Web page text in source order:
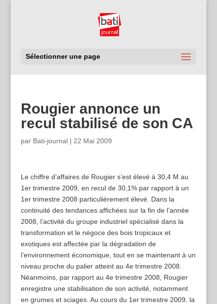
Sélectionner une page
Rougier annonce un
recul stabilisé de son CA
par Bati-journal| 22 Mai 2009
Le chiffre d’affaires de Rougier s’est élevé à 30,4 M au
1er trimestre 2009, en recul de 30,1% par rapport à un
1er trimestre 2008 particulièrement élevé. Dans la
continuité des tendances affichées sur la fin de l’année
2008, l’activité du groupe industriel spécialisé dans la
transformation et le négoce des bois tropicaux et
exotiques est affectée par la dégradation de
l’environnement économique, tout en se maintenant à un
niveau proche du palier atteint au 4e trimestre 2008.
Néanmoins, par rapport au 4e trimestre 2008, Rougier
enregistre une stabilisation de son activité, notamment
en grumes et sciages. Au cours du 1er trimestre 2009, la